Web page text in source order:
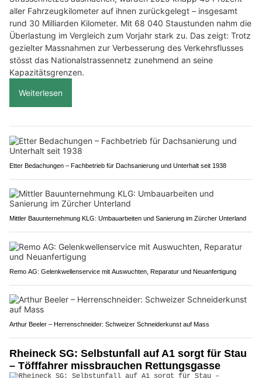
aller Fahrzeugkilometer auf ihnen zurückgelegt – insgesamt
rund 30 Milliarden Kilometer. Mit 68 040 Staustunden nahm die
Überlastung im Vergleich zum Vorjahr stark zu. Das zeigt: Trotz
gezielter Massnahmen zur Verbesserung des Verkehrsflusses
stösst das Nationalstrassennetz zunehmend an seine
Kapazitätsgrenzen.
Weiterlesen
Etter Bedachungen – Fachbetrieb für Dachsanierung und Unterhalt seit 1938
Mittler Bauunternehmung KLG: Umbauarbeiten und Sanierung im Zürcher Unterland
Remo AG: Gelenkwellenservice mit Auswuchten, Reparatur und Neuanfertigung
Arthur Beeler – Herrenschneider: Schweizer Schneiderkunst auf Mass
Rheineck SG: Selbstunfall auf A1 sorgt für Stau
– Töfffahrer missbrauchen Rettungsgasse